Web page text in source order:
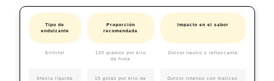
Tipo de
endulzante
Proporción
recomendada
Impacto en el sabor
Eritritol
120 gramos por kilo
de fruta
Dulzor neutro y refrescante
Stevia líquida
15 gotas por kilo de
Dulzor intenso con matices